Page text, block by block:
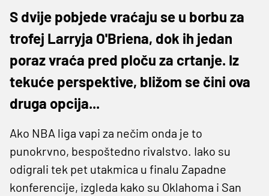
S dvije pobjede vraćaju se u borbu za
trofej Larryja O'Briena, dok ih jedan
poraz vraća pred ploču za crtanje. Iz
tekuće perspektive, bližom se čini ova
druga opcija...
Ako NBA liga vapi za nečim onda je to
punokrvno, bespoštedno rivalstvo. Iako su
odigrali tek pet utakmica u finalu Zapadne
konferencije, izgleda kako su Oklahoma i San